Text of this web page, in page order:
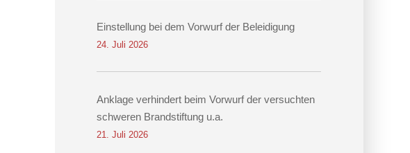
Einstellung bei dem Vorwurf der Beleidigung
24. Juli 2026
Anklage verhindert beim Vorwurf der versuchten
schweren Brandstiftung u.a.
21. Juli 2026